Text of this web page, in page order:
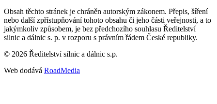
Obsah těchto stránek je chráněn autorským zákonem. Přepis, šíření
nebo další zpřístupňování tohoto obsahu či jeho části veřejnosti, a to
jakýmkoliv způsobem, je bez předchozího souhlasu Ředitelství
silnic a dálnic s. p. v rozporu s právním řádem České republiky.
© 2026 Ředitelství silnic a dálnic s.p.
Web dodává RoadMedia